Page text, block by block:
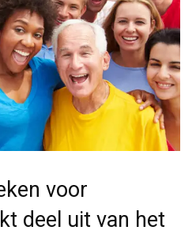
voor
deel uit van het